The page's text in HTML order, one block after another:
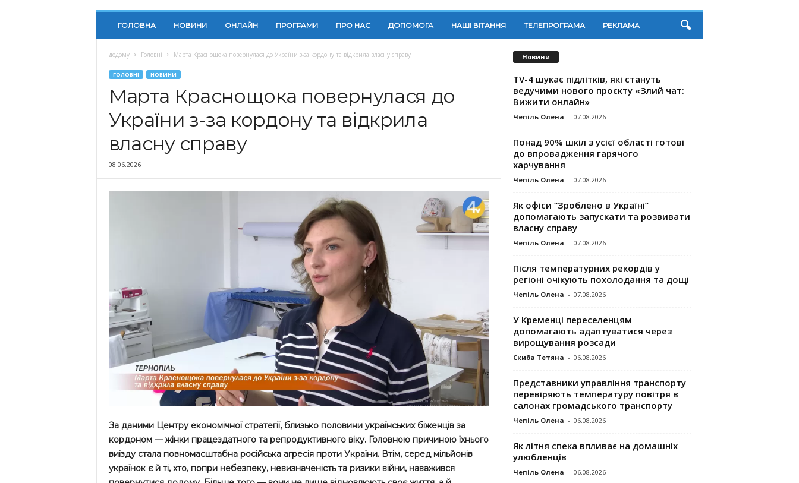
ГОЛОВНА НОВИНИ ОНЛАЙН ПРОГРАМИ ПРО НАС ДОПОМОГА НАШІ ВІТАННЯ ТЕЛЕПРОГРАМА РЕКЛАМА
додому Головні Марта Краснощока повернулася до України з-за кордону та відкрила власну справу
ГОЛОВНІ НОВИНИ
Марта Краснощока повернулася до
України з-за кордону та відкрила
власну справу
08.06.2026
За даними Центру економічної стратегії, близько половини українських біженців за
кордоном — жінки працездатного та репродуктивного віку. Головною причиною їхнього
виїзду стала повномасштабна російська агресія проти України. Втім, серед мільйонів
українок є й ті, хто, попри небезпеку, невизначеність та ризики війни, наважився
Новини
TV-4 шукає підлітків, які стануть
ведучими нового проєкту «Злий чат:
Вижити онлайн»
Чепіль Олена - 07.08.2026
Понад 90% шкіл з усієї області готові
до впровадження гарячого
харчування
Чепіль Олена - 07.08.2026
Як офіси “Зроблено в Україні”
допомагають запускaти та розвивати
власну справу
Чепіль Олена - 07.08.2026
Після температурних рекордів у
регіоні очікують похолодання та дощі
Чепіль Олена - 07.08.2026
У Кременці переселенцям
допомагають адаптуватися через
вирощування розсади
Скиба Тетяна - 06.08.2026
Представники управління транспорту
перевіряють температуру повітря в
салонах громадського транспорту
Чепіль Олена - 06.08.2026
Як літня спека впливає на домашніх
улюбленців
Чепіль Олена - 06.08.2026